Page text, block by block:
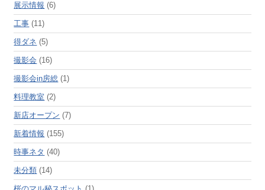
展示情報 (6)
工事 (11)
得ダネ (5)
撮影会 (16)
撮影会in房総 (1)
料理教室 (2)
新店オープン (7)
新着情報 (155)
時事ネタ (40)
未分類 (14)